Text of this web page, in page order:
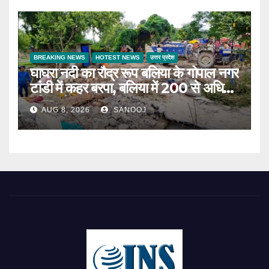
BREAKING NEWS HOTEST NEWS उत्तर प्रदेश
घाघरा नदी का रौद्र रूप बलिया के गोपाल नगर
टांडी में कहर बरपा, बलिया में 200 से अधिक
परिवार बेघर
AUG 8, 2026 SANOOJ